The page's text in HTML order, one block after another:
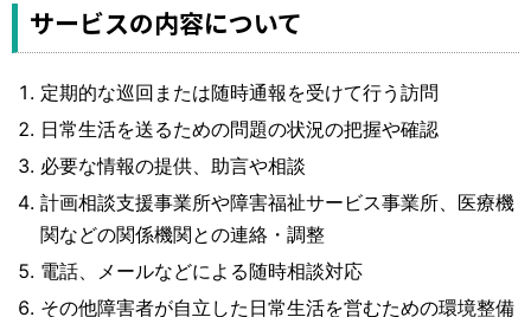
サービスの内容について
定期的な巡回または随時通報を受けて行う訪問
日常生活を送るための問題の状況の把握や確認
必要な情報の提供、助言や相談
計画相談支援事業所や障害福祉サービス事業所、医療機
関などの関係機関との連絡・調整
電話、メールなどによる随時相談対応
その他障害者が自立した日常生活を営むための環境整備